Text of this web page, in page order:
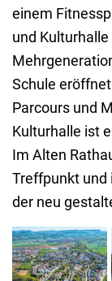
einem
und
Schule
Parcours und
Kulturhalle ist
Im Alten
Treffpunkt und
der neu